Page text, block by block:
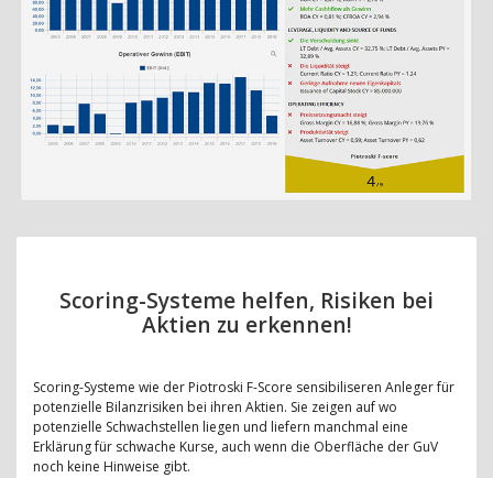
Scoring-Systeme helfen, Risiken bei
Aktien zu erkennen!
Scoring-Systeme wie der Piotroski F-Score sensibiliseren Anleger für
potenzielle Bilanzrisiken bei ihren Aktien. Sie zeigen auf wo
potenzielle Schwachstellen liegen und liefern manchmal eine
Erklärung für schwache Kurse, auch wenn die Oberfläche der GuV
noch keine Hinweise gibt.